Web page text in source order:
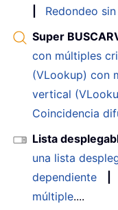
Redondeo
Super
con múltiples
(VLookup) con
vertical
Coincidencia
Lista
una lista
dependiente
múltiple....